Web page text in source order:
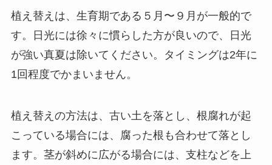
植え替えは、 生育期である５月〜９月が一般的で
す。日光には徐々に慣らした方が良いので、日光
が強い真夏は除いてください。タイミングは2年に
1回程度でかまいません。
植え替えの方法は、古い土を落とし、根腐れが起
こっている場合には、腐った根も合わせて落とし
ます。茎が斜めに広がる場合には、支柱などを上